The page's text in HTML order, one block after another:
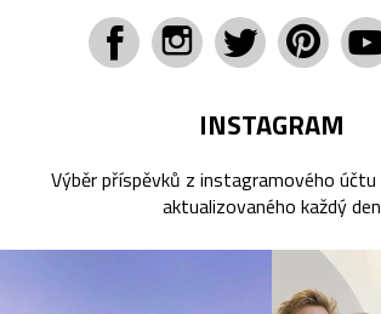
INSTAGRAM
Výběr příspěvků z instagramového účtu
aktualizovaného každý den